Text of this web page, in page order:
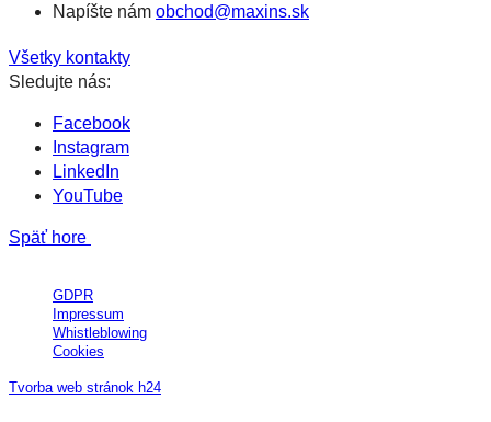
Napíšte nám obchod@maxins.sk
Všetky kontakty
Sledujte nás:
Facebook
Instagram
LinkedIn
YouTube
Späť hore
GDPR
Impressum
Whistleblowing
Cookies
Tvorba web stránok h24